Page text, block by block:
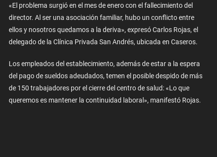
«El problema surgió en el mes de enero con el fallecimiento del
director. Al ser una asociación familiar, hubo un conflicto entre
ellos y nosotros quedamos a la deriva», expresó Carlos Rojas, el
delegado de la Clínica Privada San Andrés, ubicada en Caseros.
Los empleados del establecimiento, además de estar a la espera
del pago de sueldos adeudados, temen el posible despido de más
de 150 trabajadores por el cierre del centro de salud: «Lo que
queremos es mantener la continuidad laboral», manifestó Rojas.